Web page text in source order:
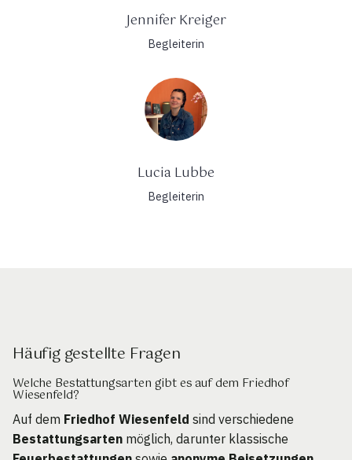
Jennifer Kreiger
Begleiterin
Lucia Lubbe
Begleiterin
Häufig gestellte Fragen
Welche Bestattungsarten gibt es auf dem Friedhof
Wiesenfeld?
Auf dem Friedhof Wiesenfeld sind verschiedene
Bestattungsarten möglich, darunter klassische